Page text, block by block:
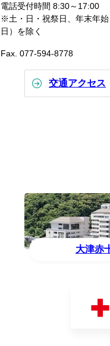
電話受付時間 8:30～17:00
※土・日・祝祭日、年末年
日）を除く
Fax. 077-594-8778
交通アクセス
大津赤